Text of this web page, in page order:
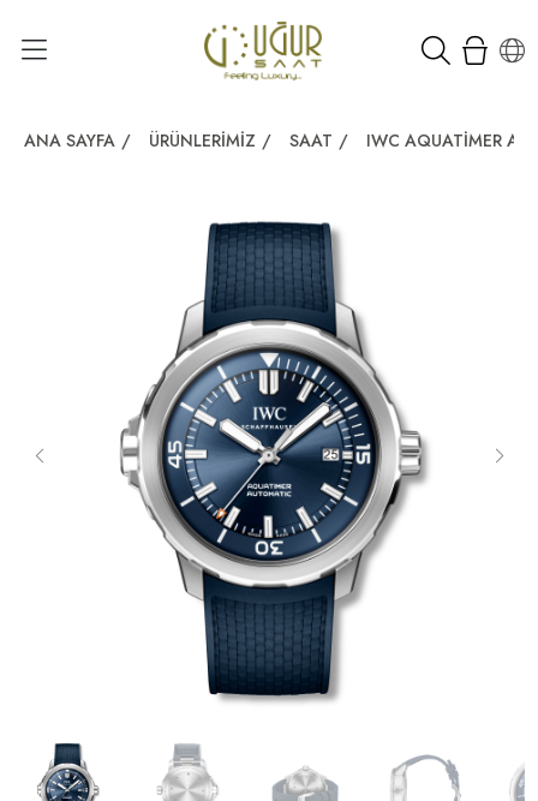
ANA SAYFA / ÜRÜNLERIMIZ / SAAT / IWC AQUATIMER